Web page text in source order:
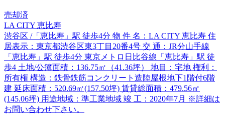
売却済
LA CITY 恵比寿
渋谷区 /「恵比寿」駅 徒歩4分 物 件 名：LA CITY 恵比寿 住
居表示：東京都渋谷区東3丁目20番4号 交 通：JR分山手線
「恵比寿」駅 徒歩4分 東京メトロ日比谷線「恵比寿」駅 徒
歩4 土地/公簿面積：136.75㎡（41.36坪） 地目：宅地 権利：
所有権 構造：鉄骨鉄筋コンクリート造陸屋根地下1階付6階
建 延床面積：520.69㎡(157.50坪) 賃貸総面積：479.56㎡
(145.06坪) 用途地域：準工業地域 竣 工：2020年7月 ※詳細は
お問い合わせ下さい。